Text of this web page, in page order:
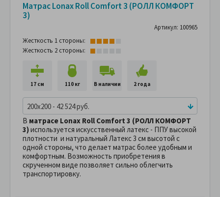
Матрас Lonax Roll Comfort 3 (РОЛЛ КОМФОРТ
3)
Артикул: 100965
Жесткость 1 стороны:
Жесткость 2 стороны:
17 см 110 кг В наличии 2 года
200x200 - 42 524 руб.
В матрасе Lonax Roll Comfort 3 (РОЛЛ КОМФОРТ
3)используется искусственный латекс - ППУ высокой
плотности и натуральный Латекс 3 см высотой с
одной стороны, что делает матрас более удобным и
комфортным. Возможность приобретения в
скрученном виде позволяет сильно облегчить
транспортировку.